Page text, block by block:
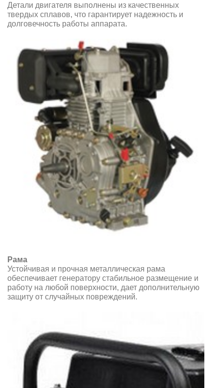
Детали двигателя выполнены из качественных
твердых сплавов, что гарантирует надежность и
долговечность работы аппарата.
Рама
Устойчивая и прочная металлическая рама
обеспечивает генератору стабильное размещение и
работу на любой поверхности, дает дополнительную
защиту от случайных повреждений.